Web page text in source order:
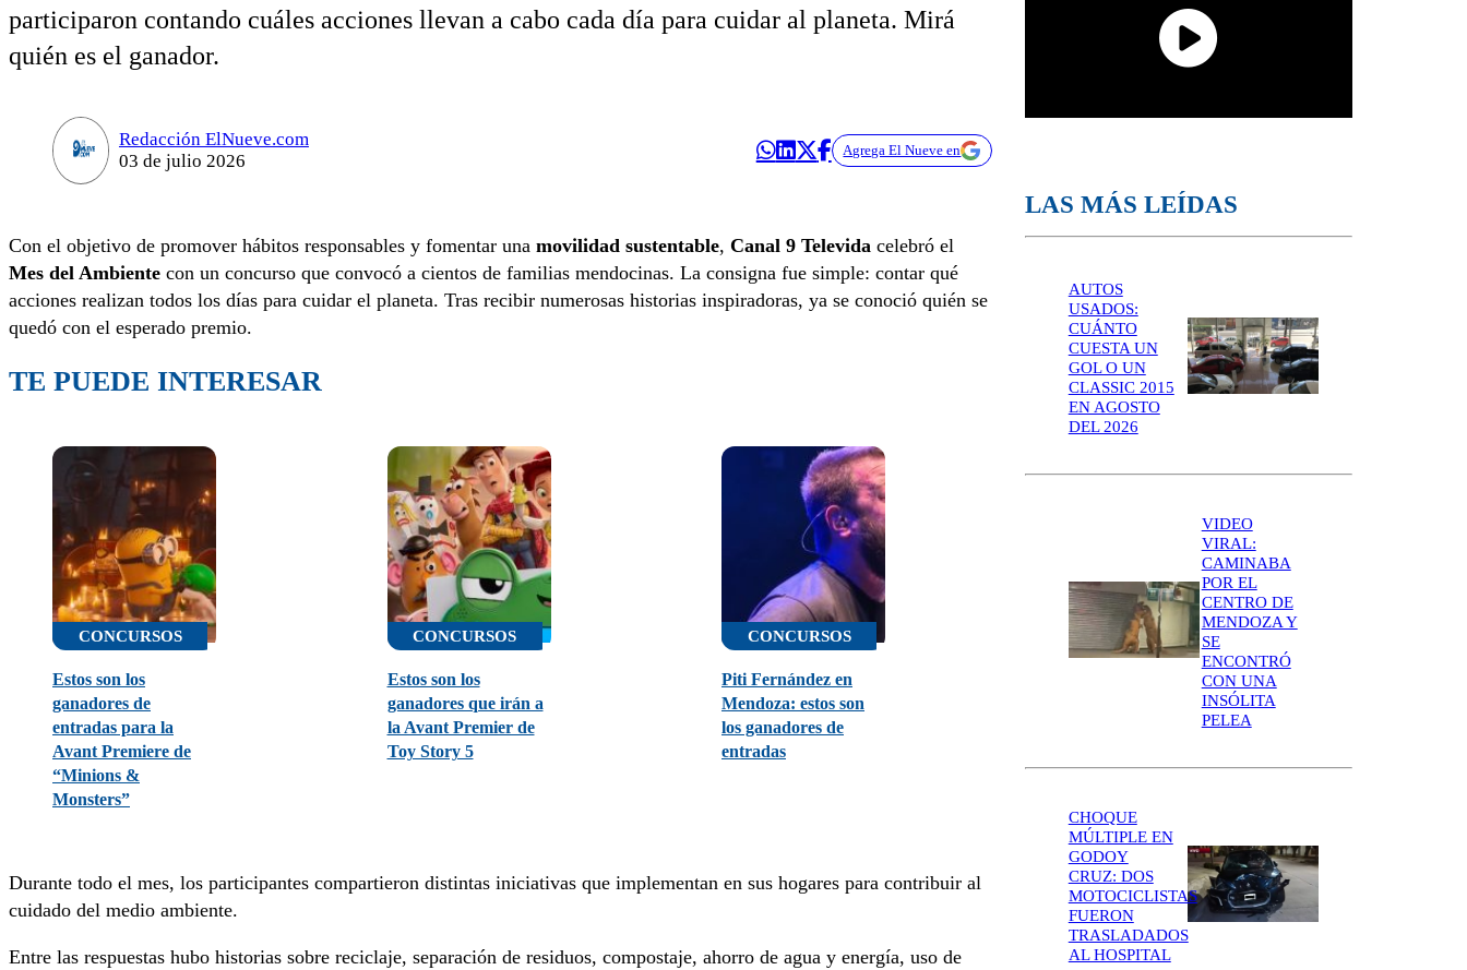
participaron contando cuáles acciones llevan a cabo cada día para cuidar al planeta. Mirá
quién es el ganador.
Redacción ElNueve.com
03 de julio 2026
Agrega El Nueve en
Con el objetivo de promover hábitos responsables y fomentar una movilidad sustentable, Canal 9 Televida celebró el
Mes del Ambiente con un concurso que convocó a cientos de familias mendocinas. La consigna fue simple: contar qué
acciones realizan todos los días para cuidar el planeta. Tras recibir numerosas historias inspiradoras, ya se conoció quién se
quedó con el esperado premio.
TE PUEDE INTERESAR
CONCURSOS
Estos son los
ganadores de
entradas para la
Avant Premiere de
“Minions &
Monsters”
CONCURSOS
Estos son los
ganadores que irán a
la Avant Premier de
Toy Story 5
CONCURSOS
Piti Fernández en
Mendoza: estos son
los ganadores de
entradas
Durante todo el mes, los participantes compartieron distintas iniciativas que implementan en sus hogares para contribuir al
cuidado del medio ambiente.
Entre las respuestas hubo historias sobre reciclaje, separación de residuos, compostaje, ahorro de agua y energía, uso de
LAS MÁS LEÍDAS
AUTOS
USADOS:
CUÁNTO
CUESTA UN
GOL O UN
CLASSIC 2015
EN AGOSTO
DEL 2026
VIDEO
VIRAL:
CAMINABA
POR EL
CENTRO DE
MENDOZA Y
SE
ENCONTRÓ
CON UNA
INSÓLITA
PELEA
CHOQUE
MÚLTIPLE EN
GODOY
CRUZ: DOS
MOTOCICLISTAS
FUERON
TRASLADADOS
AL HOSPITAL